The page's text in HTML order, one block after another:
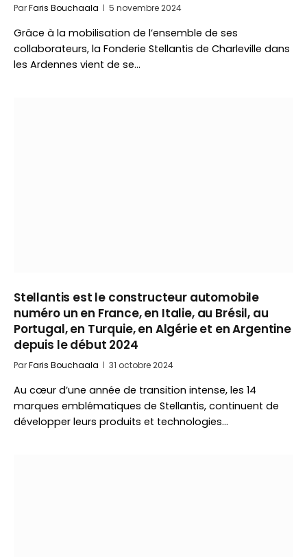
ParFaris Bouchaala 5 novembre 2024
Grâce à la mobilisation de l’ensemble de ses
collaborateurs, la Fonderie Stellantis de Charleville dans
les Ardennes vient de se…
Stellantis est le constructeur automobile
numéro un en France, en Italie, au Brésil, au
Portugal, en Turquie, en Algérie et en Argentine
depuis le début 2024
ParFaris Bouchaala 31 octobre 2024
Au cœur d’une année de transition intense, les 14
marques emblématiques de Stellantis, continuent de
développer leurs produits et technologies…